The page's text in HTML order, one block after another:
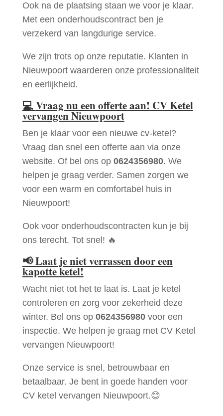
Ook na de plaatsing staan we voor je klaar.
Met een onderhoudscontract ben je
verzekerd van langdurige service.
We zijn trots op onze reputatie. Klanten in
Nieuwpoort waarderen onze professionaliteit
en eerlijkheid.
💻Vraag nu een offerte aan! CV Ketel
vervangen Nieuwpoort
Ben je klaar voor een nieuwe cv-ketel?
Vraag dan snel een offerte aan via onze
website. Of bel ons op 0624356980. We
helpen je graag verder. Samen zorgen we
voor een warm en comfortabel huis in
Nieuwpoort!
Ook voor onderhoudscontracten kun je bij
ons terecht. Tot snel! 🔥
📢Laat je niet verrassen door een
kapotte ketel!
Wacht niet tot het te laat is. Laat je ketel
controleren en zorg voor zekerheid deze
winter. Bel ons op 0624356980voor een
inspectie. We helpen je graag met CV Ketel
vervangen Nieuwpoort!
Onze service is snel, betrouwbaar en
betaalbaar. Je bent in goede handen voor
CV ketel vervangen Nieuwpoort.😊